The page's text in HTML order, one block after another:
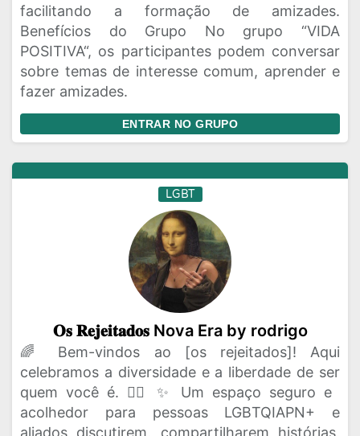
facilitando a formação de amizades.
Benefícios do Grupo No grupo “VIDA
POSITIVA“, os participantes podem conversar
sobre temas de interesse comum, aprender e
fazer amizades.
ENTRAR NO GRUPO
LGBT
𝐎𝐬 𝐑𝐞𝐣𝐞𝐢𝐭𝐚𝐝𝐨𝐬 Nova Era by rodrigo
🌈 Bem-vindos ao [os rejeitados]! Aqui
celebramos a diversidade e a liberdade de ser
quem você é. 🏳️‍🌈 ✨ Um espaço seguro e
acolhedor para pessoas LGBTQIAPN+ e
aliados discutirem, compartilharem histórias,